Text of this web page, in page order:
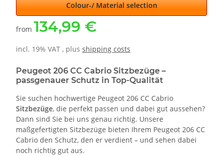
Colour-/ Material selection
from 134,99 €
incl. 19% VAT , plus shipping costs
Peugeot 206 CC Cabrio Sitzbezüge –
passgenauer Schutz in Top-Qualität
Sie suchen hochwertige Peugeot 206 CC Cabrio
Sitzbezüge, die perfekt passen und dabei gut aussehen?
Dann sind Sie bei uns genau richtig. Unsere
maßgefertigten Sitzbezüge bieten Ihrem Peugeot 206 CC
Cabrio den Schutz, den er verdient – und sehen dabei
noch richtig gut aus.